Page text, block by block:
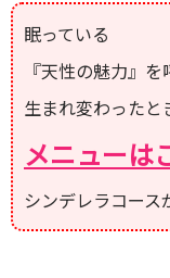
眠っている
『天性の魅力』を
生まれ変わった
メニューは
シンデレラコー